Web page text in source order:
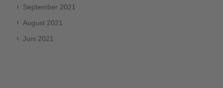
September 2021
August 2021
Juni 2021